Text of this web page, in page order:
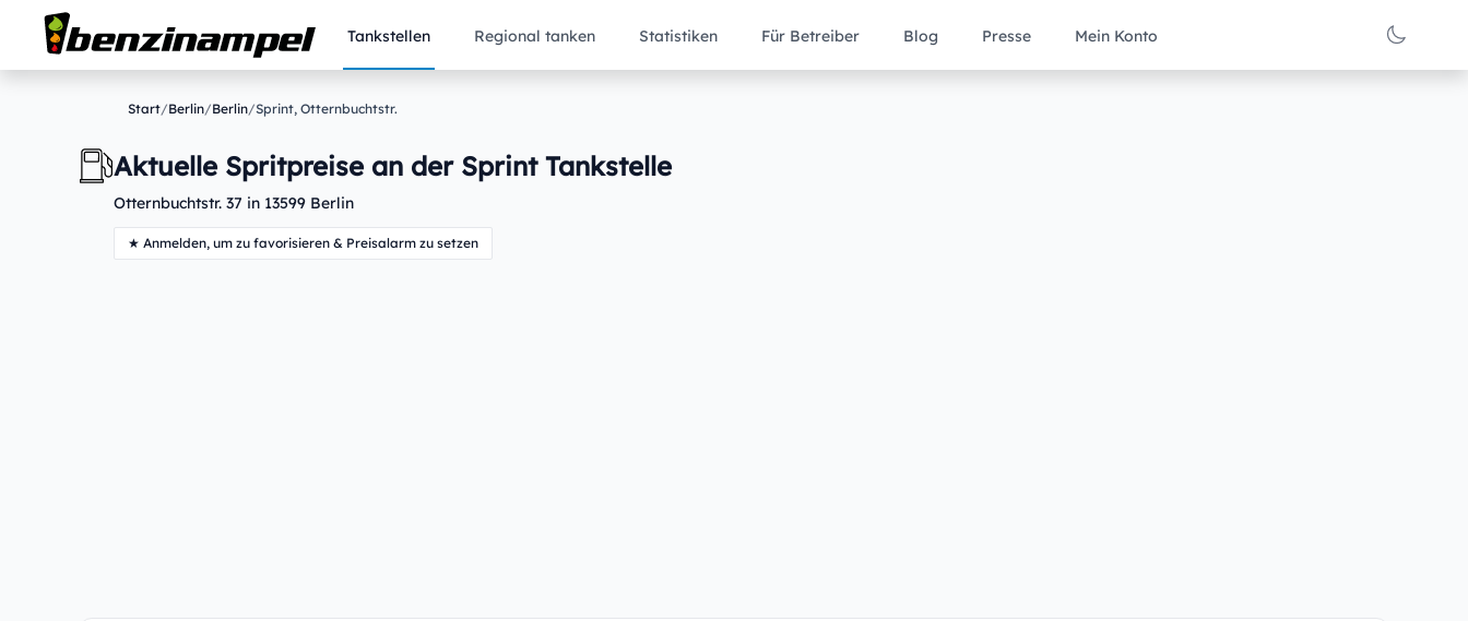
Tankstellen Regional tanken Statistiken Für Betreiber Blog Presse Mein Konto
Start/Berlin/Berlin/Sprint, Otternbuchtstr.
Aktuelle Spritpreise an der Sprint Tankstelle
Otternbuchtstr. 37 in 13599 Berlin
★ Anmelden, um zu favorisieren & Preisalarm zu setzen